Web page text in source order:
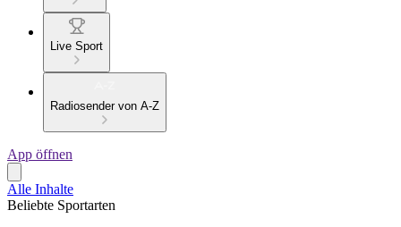
Live Sport
Radiosender von A-Z
App öffnen
Alle Inhalte
Beliebte Sportarten